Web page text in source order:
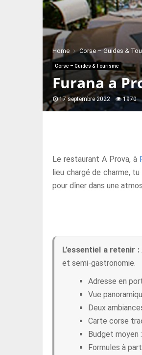
Home Corse – Guides &
Corse – Guides & Tourisme
Furana a
17 septembre 2022 1970
Le restaurant A Prova, à
lieu chargé de charme,
pour dîner dans une
L’essentiel a retenir :
et semi-gastronomie.
Adresse en
Vue
Deux
Carte corse
Budget moyen
Formules à